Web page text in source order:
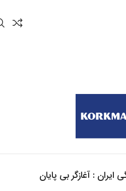
ایران : آغازگر بی پایان